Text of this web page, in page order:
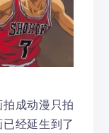
成动漫只拍
经延生到了